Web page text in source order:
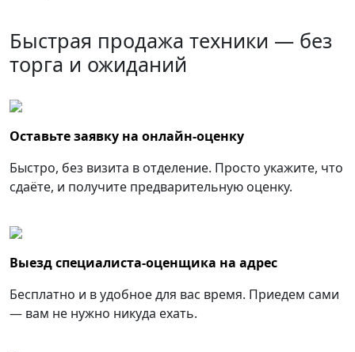
Быстрая продажа техники — без
торга и ожиданий
Оставьте заявку на онлайн-оценку
Быстро, без визита в отделение. Просто укажите, что
сдаёте, и получите предварительную оценку.
Выезд специалиста-оценщика на адрес
Бесплатно и в удобное для вас время. Приедем сами
— вам не нужно никуда ехать.